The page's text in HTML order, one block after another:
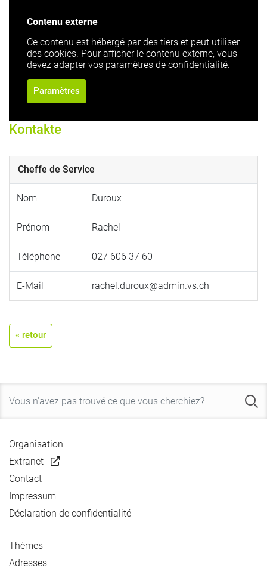
Contenu externe
Ce contenu est hébergé par des tiers et peut utiliser
des cookies. Pour afficher le contenu externe, vous
devez adapter vos paramètres de confidentialité.
Paramètres
Kontakte
Cheffe de Service
Nom Duroux
Prénom Rachel
Téléphone 027 606 37 60
E-Mail rachel.duroux@admin.vs.ch
« retour
Organisation
Extranet
Contact
Impressum
Déclaration de confidentialité
Thèmes
Adresses